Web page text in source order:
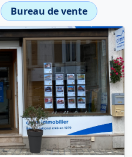
Bureau de vente